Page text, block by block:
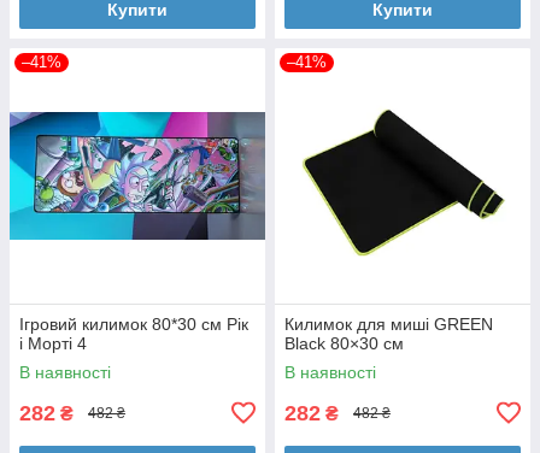
Купити Купити
–41%
Ігровий килимок 80*30 см Рік
і Морті 4
В наявності
282 ₴ 482 ₴
–41%
Килимок для миші GREEN
Black 80×30 см
В наявності
282 ₴ 482 ₴